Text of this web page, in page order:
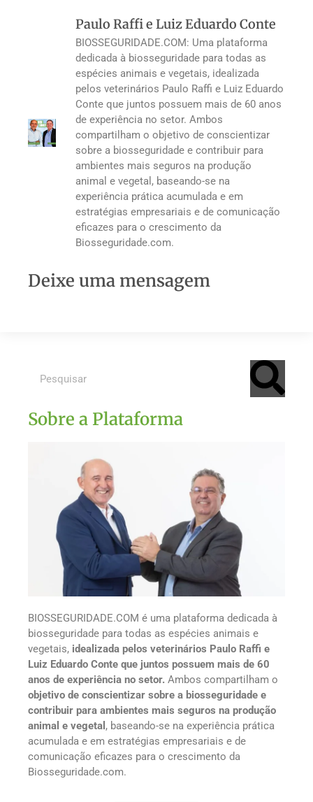
Paulo Raffi e Luiz Eduardo Conte
BIOSSEGURIDADE.COM: Uma plataforma
dedicada à biosseguridade para todas as
espécies animais e vegetais, idealizada
pelos veterinários Paulo Raffi e Luiz Eduardo
Conte que juntos possuem mais de 60 anos
de experiência no setor. Ambos
compartilham o objetivo de conscientizar
sobre a biosseguridade e contribuir para
ambientes mais seguros na produção
animal e vegetal, baseando-se na
experiência prática acumulada e em
estratégias empresariais e de comunicação
eficazes para o crescimento da
Biosseguridade.com.
Deixe uma mensagem
Sobre a Plataforma
BIOSSEGURIDADE.COM é uma plataforma dedicada à
biosseguridade para todas as espécies animais e
vegetais, idealizada pelos veterinários Paulo Raffi e
Luiz Eduardo Conte que juntos possuem mais de 60
anos de experiência no setor. Ambos compartilham o
objetivo de conscientizar sobre a biosseguridade e
contribuir para ambientes mais seguros na produção
animal e vegetal , baseando-se na experiência prática
acumulada e em estratégias empresariais e de
comunicação eficazes para o crescimento da
Biosseguridade.com.